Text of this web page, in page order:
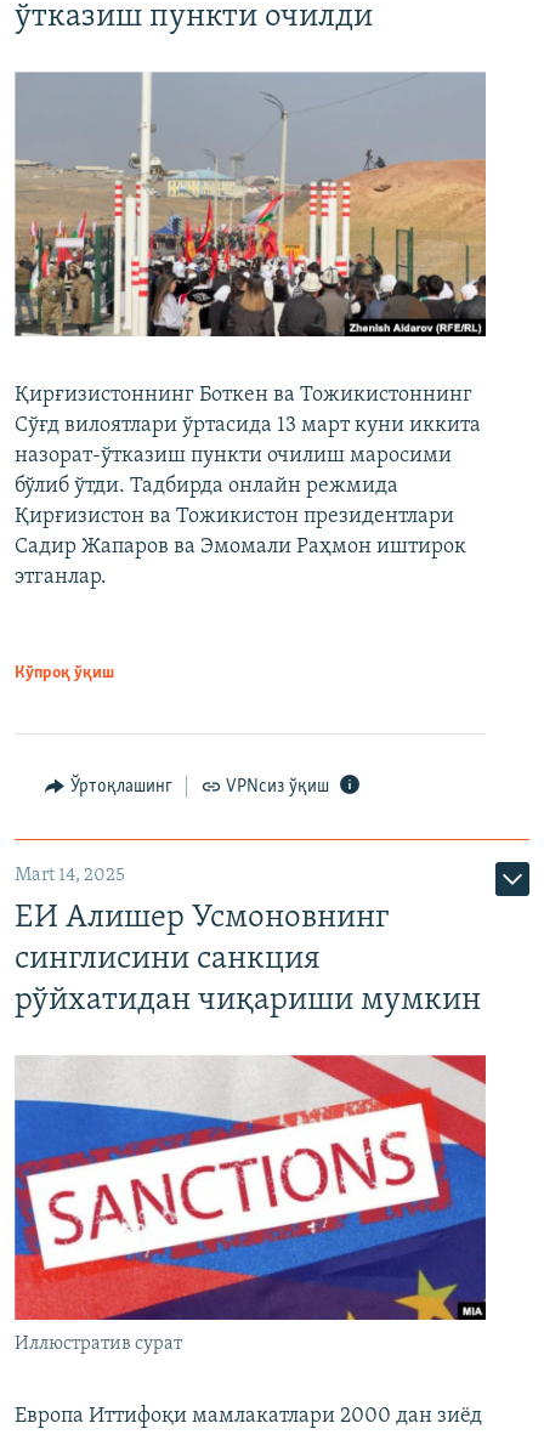
ўтказиш пункти очилди
Қирғизистоннинг Боткен ва Тожикистоннинг
Сўғд вилоятлари ўртасида 13 март куни иккита
назорат-ўтказиш пункти очилиш маросими
бўлиб ўтди. Тадбирда онлайн режмида
Қирғизистон ва Тожикистон президентлари
Садир Жапаров ва Эмомали Раҳмон иштирок
этганлар.
Кўпроқ ўқиш
Ўртоқлашинг VPNсиз ўқиш
Mart 14, 2025
ЕИ Алишер Усмоновнинг
синглисини санкция
рўйхатидан чиқариши мумкин
Иллюстратив сурат
Европа Иттифоқи мамлакатлари 2000 дан зиёд